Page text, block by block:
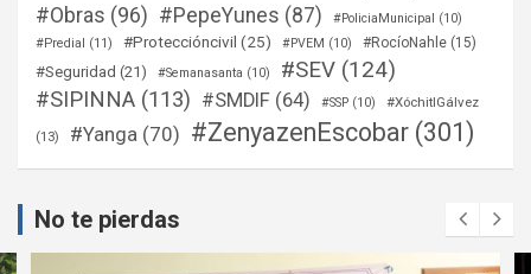
#Obras (96) #PepeYunes (87) #PoliciaMunicipal
(10)
#Predial
(11) #Proteccióncivil (25) #PVEM (10) #RocíoNahle (15)
#Seguridad (21) #Semanasanta (10) #SEV (124)
#SIPINNA (113) #SMDIF (64) #SSP (10) #XóchitlGálvez
(13) #Yanga (70) #ZenyazenEscobar (301)
No te pierdas